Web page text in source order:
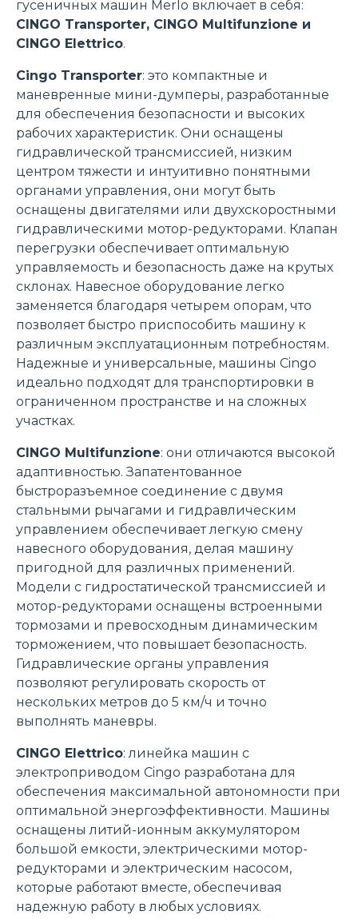
Consenso Dettagli Informazioni sui cookie
Questo sito web utilizza i cookie
“Questo sito web utilizza i cookie Il sito utilizza cookies al
personalizzati. Cliccando sul tasto "RIFIUTA" o sulla "X"
il banner verrà chiuso e non verranno inviati cookies al di
fuori di quelli tecnici. Cliccando su "ACCETTA TUTTI"
saranno automaticamente accettati tutti i cookie di prima
o terza parte presenti sul sito, i quali saranno in ogni
momento consultabili, con la possibilità di modificare il
consenso prestato per ogni singolo cookie. Come fare?
Cliccare sulla graffetta nera presente in fondo a destra di
ogni pagina, selezionare "Modifichi il suo consenso" e
Selezione
delNecessari
гусеничных машин Merlo включает в себя:
CINGO Transporter, CINGO Multifunzione и
CINGO Elettrico.
Cingo Transporter: это компактные и
маневренные мини-думперы, разработанные
для обеспечения безопасности и высоких
рабочих характеристик. Они оснащены
гидравлической трансмиссией, низким
центром тяжести и интуитивно понятными
органами управления, они могут быть
оснащены двигателями или двухскоростными
гидравлическими мотор-редукторами. Клапан
перегрузки обеспечивает оптимальную
управляемость и безопасность даже на крутых
склонах. Навесное оборудование легко
заменяется благодаря четырем опорам, что
позволяет быстро приспособить машину к
различным эксплуатационным потребностям.
Надежные и универсальные, машины Cingo
идеально подходят для транспортировки в
ограниченном пространстве и на сложных
участках.
CINGO Multifunzione: они отличаются высокой
адаптивностью. Запатентованное
быстроразъемное соединение с двумя
стальными рычагами и гидравлическим
управлением обеспечивает легкую смену
навесного оборудования, делая машину
пригодной для различных применений.
Модели с гидростатической трансмиссией и
мотор-редукторами оснащены встроенными
тормозами и превосходным динамическим
торможением, что повышает безопасность.
Гидравлические органы управления
позволяют регулировать скорость от
нескольких метров до 5 км/ч и точно
выполнять маневры.
CINGO Elettrico: линейка машин с
электроприводом Cingo разработана для
обеспечения максимальной автономности при
оптимальной энергоэффективности. Машины
оснащены литий-ионным аккумулятором
большой емкости, электрическими мотор-
редукторами и электрическим насосом,
которые работают вместе, обеспечивая
надежную работу в любых условиях.